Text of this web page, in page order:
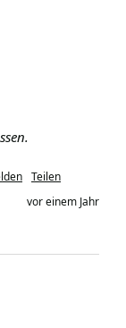
Teilen
vor einem Jahr